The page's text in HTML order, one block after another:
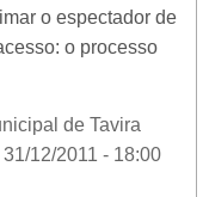
o espectador de
o processo
de Tavira
31/12/2011 - 18:00